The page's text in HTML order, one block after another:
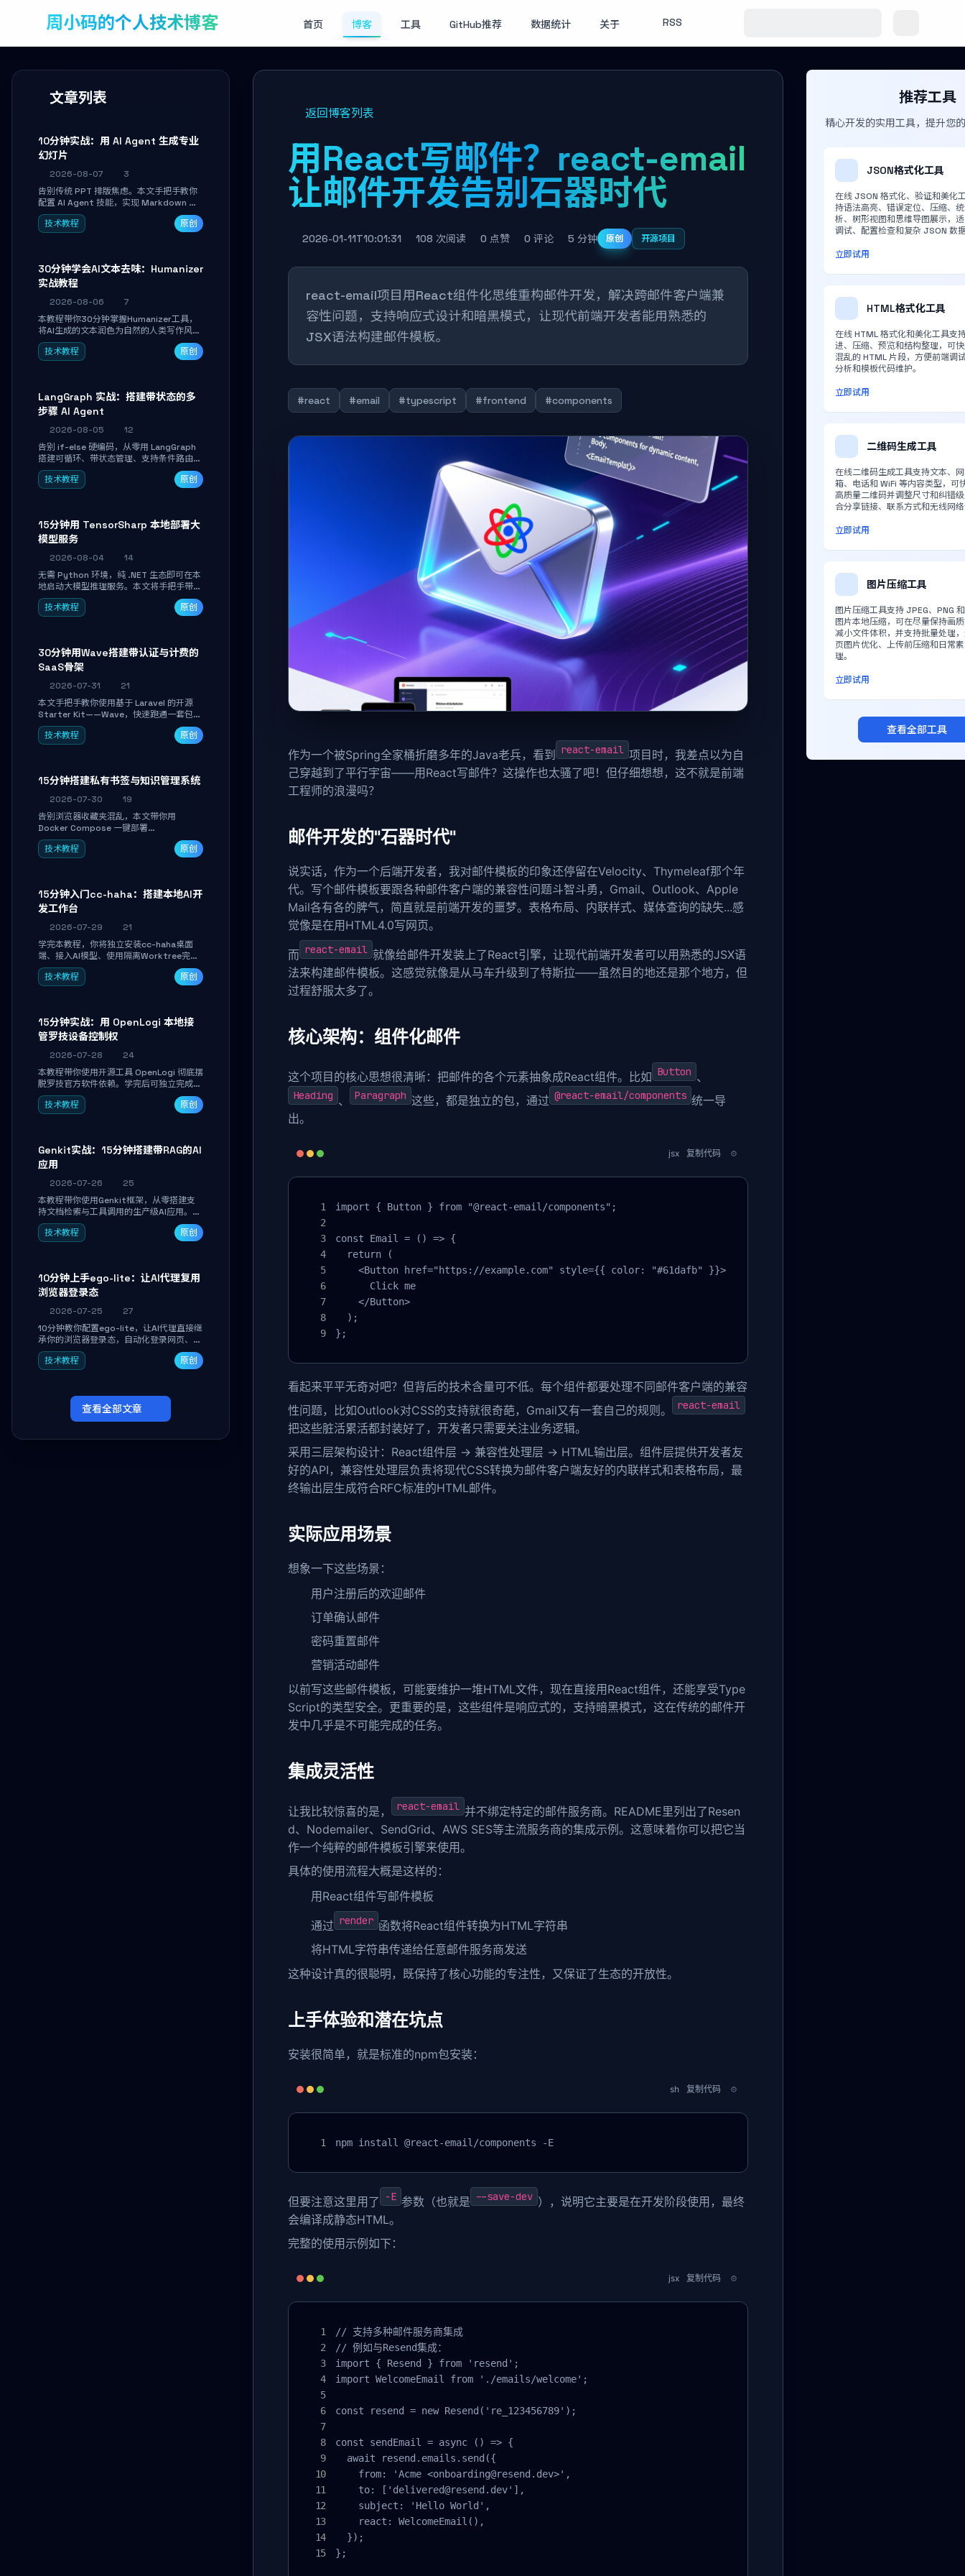
周小码的个人技术博客 首页 博客 工具 GitHub推荐 数据统计 关于 RSS
文章列表
10分钟实战：用 AI Agent 生成专业
幻灯片
2026-08-07
3
告别传统 PPT 排版焦虑。本文手把手教你
配置 AI Agent 技能，实现 Markdown 内
容自动转为带高级排版、AI 配图与 WebGL
运行时的 HTML 幻灯片。只需专注内容，
技术教程 原创
30分钟学会AI文本去味：Humanizer
实战教程
2026-08-06
7
本教程带你30分钟掌握Humanizer工具，
将AI生成的文本润色为自然的人类写作风
格。通过安装配置、实战示例和语音校准，
让你的内容告别AI痕迹，匹配个人写作习
技术教程 原创
LangGraph 实战：搭建带状态的多
步骤 AI Agent
2026-08-05
12
告别 if-else 硬编码，从零用 LangGraph
搭建可循环、带状态管理、支持条件路由的
多步骤 AI 代理。学完能独立编写包含自动
决策、工具调用和持久化状态的复杂工作
技术教程 原创
15分钟用 TensorSharp 本地部署大
模型服务
2026-08-04
14
无需 Python 环境，纯 .NET 生态即可在本
地启动大模型推理服务。本文将手把手带你
下载模型、配置 GPU 加速、启动 OpenAI
兼容 API，并在 C# 业务代码中无缝调用。
技术教程 原创
30分钟用Wave搭建带认证与计费的
SaaS骨架
2026-07-31
21
本文手把手教你使用基于 Laravel 的开源
Starter Kit——Wave，快速跑通一套包含
用户认证、订阅计费、角色权限和后台管理
的完整 SaaS 骨架。附带 Stripe 测试支付
技术教程 原创
15分钟搭建私有书签与知识管理系统
2026-07-30
19
告别浏览器收藏夹混乱，本文带你用
Docker Compose 一键部署
Linkwarden。15 分钟完成私有书签系统搭
建，掌握网页快照归档、高亮批注、分类管
技术教程 原创
15分钟入门cc-haha：搭建本地AI开
发工作台
2026-07-29
21
学完本教程，你将独立安装cc-haha桌面
端、接入AI模型、使用隔离Worktree完成
真实开发任务，并通过Diff审阅面板安全落
地AI代码改写。告别终端黑盒操作，让AI在
技术教程 原创
15分钟实战：用 OpenLogi 本地接
管罗技设备控制权
2026-07-28
24
本教程带你使用开源工具 OpenLogi 彻底摆
脱罗技官方软件依赖。学完后可独立完成设
备识别、按键重映射、DPI曲线配置与
SmartShift调节，实现完全离线控制，保
技术教程 原创
Genkit实战：15分钟搭建带RAG的AI
应用
2026-07-26
25
本教程带你使用Genkit框架，从零搭建支
持文档检索与工具调用的生产级AI应用。通
过环境配置、核心代码编写与调试避坑指
南，学完即可掌握多模型切换、RAG管道构
技术教程 原创
10分钟上手ego-lite：让AI代理复用
浏览器登录态
2026-07-25
27
10分钟教你配置ego-lite，让AI代理直接继
承你的浏览器登录态，自动化登录网页、抓
取数据，无需分享密码，多任务并行不干扰
日常使用。
技术教程 原创
查看全部文章
返回博客列表
用React写邮件？react-email
让邮件开发告别石器时代
2026-01-11T10:01:31 108 次阅读 0 点赞 0 评论 5 分钟 原创 开源项目
react-email项目用React组件化思维重构邮件开发，解决跨邮件客户端兼
容性问题，支持响应式设计和暗黑模式，让现代前端开发者能用熟悉的
JSX语法构建邮件模板。
#react #email #typescript #frontend #components
作为一个被Spring全家桶折磨多年的Java老兵，看到 react-email 项目时，我差点以为自
己穿越到了平行宇宙——用React写邮件？这操作也太骚了吧！但仔细想想，这不就是前端
工程师的浪漫吗？
邮件开发的"石器时代"
说实话，作为一个后端开发者，我对邮件模板的印象还停留在Velocity、Thymeleaf那个年
代。写个邮件模板要跟各种邮件客户端的兼容性问题斗智斗勇，Gmail、Outlook、Apple
Mail各有各的脾气，简直就是前端开发的噩梦。表格布局、内联样式、媒体查询的缺失...感
觉像是在用HTML4.0写网页。
而 react-email 就像给邮件开发装上了React引擎，让现代前端开发者可以用熟悉的JSX语
法来构建邮件模板。这感觉就像是从马车升级到了特斯拉——虽然目的地还是那个地方，但
过程舒服太多了。
核心架构：组件化邮件
这个项目的核心思想很清晰：把邮件的各个元素抽象成React组件。比如 Button 、
Heading 、 Paragraph 这些，都是独立的包，通过 @react-email/components 统一导
出。
jsx 复制代码
import { Button } from "@react-email/components";
const Email = () => {
  return (
    <Button href="https://example.com" style={{ color: "#61dafb" }}>
      Click me
    </Button>
  );
};
看起来平平无奇对吧？但背后的技术含量可不低。每个组件都要处理不同邮件客户端的兼容
性问题，比如Outlook对CSS的支持就很奇葩，Gmail又有一套自己的规则。
react-email
把这些脏活累活都封装好了，开发者只需要关注业务逻辑。
采用三层架构设计：React组件层 -> 兼容性处理层 -> HTML输出层。组件层提供开发者友
好的API，兼容性处理层负责将现代CSS转换为邮件客户端友好的内联样式和表格布局，最
终输出层生成符合RFC标准的HTML邮件。
实际应用场景
想象一下这些场景：
用户注册后的欢迎邮件
订单确认邮件
密码重置邮件
营销活动邮件
以前写这些邮件模板，可能要维护一堆HTML文件，现在直接用React组件，还能享受Type
Script的类型安全。更重要的是，这些组件是响应式的，支持暗黑模式，这在传统的邮件开
发中几乎是不可能完成的任务。
集成灵活性
让我比较惊喜的是， react-email 并不绑定特定的邮件服务商。README里列出了Resen
d、Nodemailer、SendGrid、AWS SES等主流服务商的集成示例。这意味着你可以把它当
作一个纯粹的邮件模板引擎来使用。
具体的使用流程大概是这样的：
用React组件写邮件模板
通过 render 函数将React组件转换为HTML字符串
将HTML字符串传递给任意邮件服务商发送
这种设计真的很聪明，既保持了核心功能的专注性，又保证了生态的开放性。
上手体验和潜在坑点
安装很简单，就是标准的npm包安装：
sh 复制代码
npm install @react-email/components -E
但要注意这里用了 -E 参数（也就是 --save-dev ），说明它主要是在开发阶段使用，最终
会编译成静态HTML。
完整的使用示例如下：
jsx 复制代码
// 支持多种邮件服务商集成
// 例如与Resend集成：
import { Resend } from 'resend';
import WelcomeEmail from './emails/welcome';
const resend = new Resend('re_123456789');
const sendEmail = async () => {
  await resend.emails.send({
    from: 'Acme <onboarding@resend.dev>',
    to: ['delivered@resend.dev'],
    subject: 'Hello World',
    react: WelcomeEmail(),
  });
};
推荐工具
精心开发的实用工具，提升您
JSON格式化工具
在线 JSON 格式化、验证和美化
持语法高亮、错误定位、压缩、
析、树形视图和思维导图展示，
调试、配置检查和复杂 JSON 数
立即试用
HTML格式化工具
在线 HTML 格式化和美化工具支
进、压缩、预览和结构整理，可
混乱的 HTML 片段，方便前端调
分析和模板代码维护。
立即试用
二维码生成工具
在线二维码生成工具支持文本、
箱、电话和 WiFi 等内容类型，可
高质量二维码并调整尺寸和纠错
合分享链接、联系方式和无线网
立即试用
图片压缩工具
图片压缩工具支持 JPEG、PNG
图片本地压缩，可在尽量保持画
减小文件体积，并支持批量处理
页图片优化、上传前压缩和日常
理。
立即试用
查看全部工具